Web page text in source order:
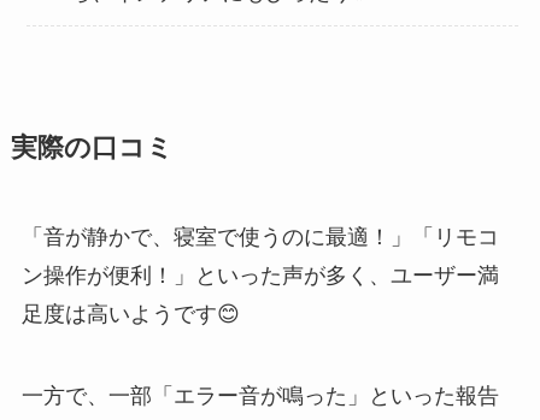
実際の口コミ
「音が静かで、寝室で使うのに最適！」「リモコ
ン操作が便利！」といった声が多く、ユーザー満
足度は高いようです😊
一方で、一部「エラー音が鳴った」といった報告